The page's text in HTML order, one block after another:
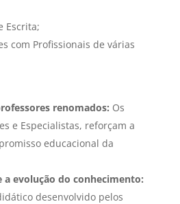
Escrita;
com Profissionais de várias
renomados: Os
e Especialistas, reforçam a
educacional da
evolução do conhecimento:
desenvolvido pelos